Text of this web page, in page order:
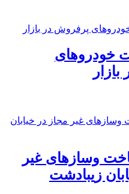
خودرو‌های
وسازهای غیر
زیبادشت